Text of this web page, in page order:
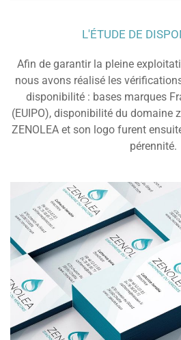
L'ÉTUDE DE
Afin de garantir la pleine
nous avons réalisé les
disponibilité : bases marques
(EUIPO), disponibilité du domaine
ZENOLEA et son logo furent
pérennité.